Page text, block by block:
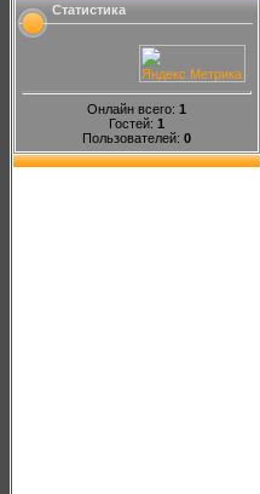
Статистика
Онлайн всего: 1
Гостей: 1
Пользователей: 0